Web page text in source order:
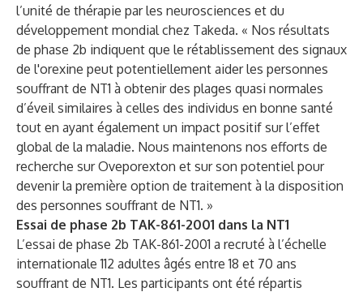
l’unité de thérapie par les neurosciences et du
développement mondial chez Takeda. « Nos résultats
de phase 2b indiquent que le rétablissement des signaux
de l'orexine peut potentiellement aider les personnes
souffrant de NT1 à obtenir des plages quasi normales
d’éveil similaires à celles des individus en bonne santé
tout en ayant également un impact positif sur l’effet
global de la maladie. Nous maintenons nos efforts de
recherche sur Oveporexton et sur son potentiel pour
devenir la première option de traitement à la disposition
des personnes souffrant de NT1. »
Essai de phase 2b TAK-861-2001 dans la NT1
L’essai de phase 2b TAK-861-2001 a recruté à l’échelle
internationale 112 adultes âgés entre 18 et 70 ans
souffrant de NT1. Les participants ont été répartis